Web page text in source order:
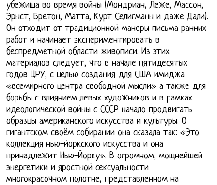
убежища во время войны (Мондриан, Леже, Массон,
Эрнст, Бретон, Матта, Курт Селигманн и даже Дали).
Он отходит от традиционной манеры письма ранних
работ и начинает экспериментировать в
беспредметной области живописи. Из этих
материалов следует, что в начале пятидесятых
годов ЦРУ, с целью создания для США имиджа
«всемирного центра свободной мысли» а также для
борьбы с влиянием левых художников и в рамках
идеологической войны с СССР начало продвигать
образцы американского искусства и культуры. О
гигантском своём собирании она сказала так: «Это
коллекция нью-йоркского искусства и она
принадлежит Нью-Йорку». В огромном, мощнейшей
энергетики и яростной сексуальности
многокрасочном полотне, представленном на